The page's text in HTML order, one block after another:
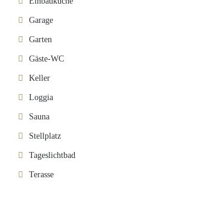
Garage
Garten
Gäste-WC
Keller
Loggia
Sauna
Stellplatz
Tageslichtbad
Terasse